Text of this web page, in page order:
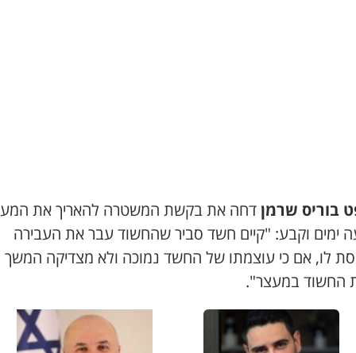
בוריס שרמןדחה את בקשת המשטרה להאריך את
ימים וקבע: "קיים חשד סביר שהחשוד עבר את העבירה
לו, אם כי עוצמתו של החשד נמוכה ולא מצדיקה המשך
החשוד במעצר".